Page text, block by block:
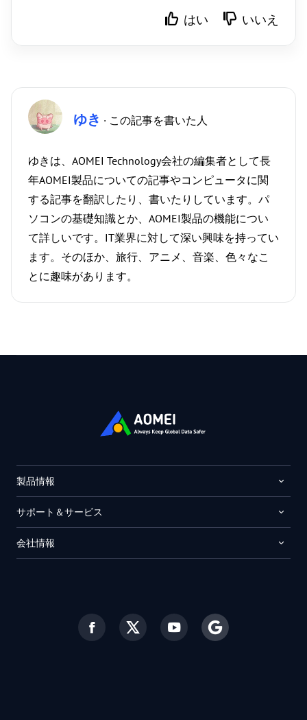
はい いいえ
ゆき · この記事を書いた人
ゆきは、AOMEI Technology会社の編集者として長
年AOMEI製品についての記事やコンピュータに関
する記事を翻訳したり、書いたりしています。パ
ソコンの基礎知識とか、AOMEI製品の機能につい
て詳しいです。IT業界に対して深い興味を持ってい
ます。そのほか、旅行、アニメ、音楽、色々なこ
とに趣味があります。
製品情報
サポート＆サービス
会社情報